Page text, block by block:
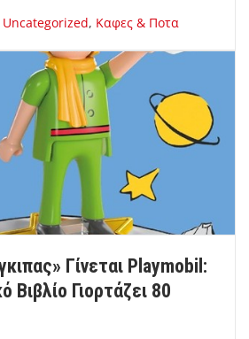
Uncategorized, Καφες & Ποτα
Γίνεται Playmobil:
Βιβλίο Γιορτάζει 80